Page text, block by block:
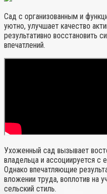
Сад с организованным и
уютно, улучшает качество
результативно восстановить
впечатлений.
Ухоженный сад вызывает
владельца и ассоциируется с
Однако впечатляющие
вложении труда, воплотив на
сельский стиль.